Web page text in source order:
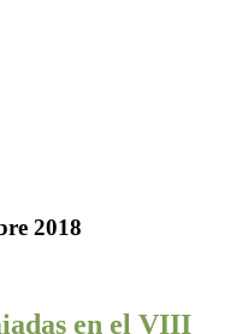
2018
en el VIII